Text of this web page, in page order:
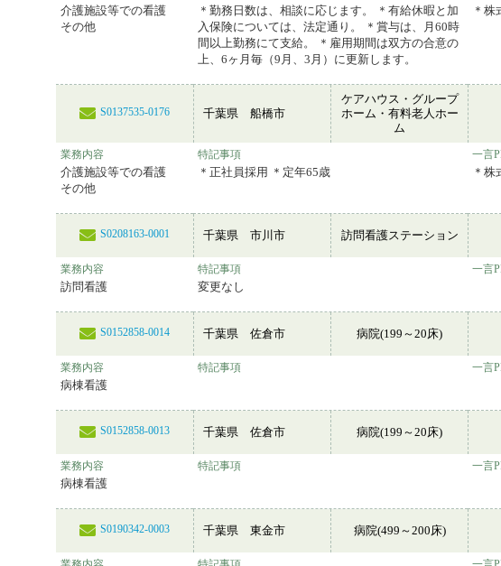
介護施設等での看護
その他
＊勤務日数は、相談に応じます。 ＊有給休暇と加
入保険については、法定通り。 ＊賞与は、月60時
間以上勤務にて支給。 ＊雇用期間は双方の合意の
上、6ヶ月毎（9月、3月）に更新します。
＊株
S0137535-0176 千葉県 船橋市
ケアハウス・グループ
ホーム・有料老人ホー
ム
業務内容
介護施設等での看護
その他
特記事項
＊正社員採用 ＊定年65歳
一言
＊株
S0208163-0001 千葉県 市川市 訪問看護ステーション
業務内容
訪問看護
特記事項
変更なし
一言
S0152858-0014 千葉県 佐倉市 病院(199～20床)
業務内容
病棟看護
特記事項 一言
S0152858-0013 千葉県 佐倉市 病院(199～20床)
業務内容
病棟看護
特記事項 一言
S0190342-0003 千葉県 東金市 病院(499～200床)